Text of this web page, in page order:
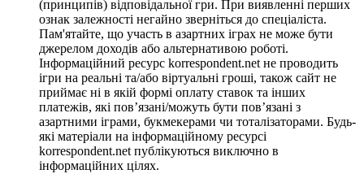
(принципів) відповідальної гри. При виявленні перших
ознак залежності негайно зверніться до спеціаліста.
Пам'ятайте, що участь в азартних іграх не може бути
джерелом доходів або альтернативою роботі.
Інформаційний ресурс korrespondent.net не проводить
ігри на реальні та/або віртуальні гроші, також сайт не
приймає ні в якій формі оплату ставок та інших
платежів, які пов’язані/можуть бути пов’язані з
азартними іграми, букмекерами чи тоталізаторами. Будь-
які матеріали на інформаційному ресурсі
korrespondent.net публікуються виключно в
інформаційних цілях.